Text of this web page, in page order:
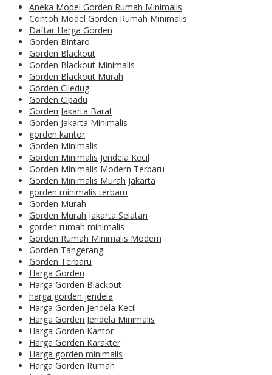
Aneka Model Gorden Rumah Minimalis
Contoh Model Gorden Rumah Minimalis
Daftar Harga Gorden
Gorden Bintaro
Gorden Blackout
Gorden Blackout Minimalis
Gorden Blackout Murah
Gorden Ciledug
Gorden Cipadu
Gorden Jakarta Barat
Gorden Jakarta Minimalis
gorden kantor
Gorden Minimalis
Gorden Minimalis Jendela Kecil
Gorden Minimalis Modern Terbaru
Gorden Minimalis Murah Jakarta
gorden minimalis terbaru
Gorden Murah
Gorden Murah Jakarta Selatan
gorden rumah minimalis
Gorden Rumah Minimalis Modern
Gorden Tangerang
Gorden Terbaru
Harga Gorden
Harga Gorden Blackout
harga gorden jendela
Harga Gorden Jendela Kecil
Harga Gorden Jendela Minimalis
Harga Gorden Kantor
Harga Gorden Karakter
Harga gorden minimalis
Harga Gorden Rumah